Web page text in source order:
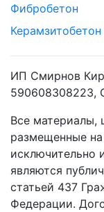
Фибробетон
Керамзитобетон
ИП Смирнов
590608308223,
Все материалы,
размещенные
исключительно
являются
статьей 437
Федерации.